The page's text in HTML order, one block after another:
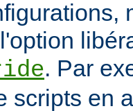
. Par
scripts en